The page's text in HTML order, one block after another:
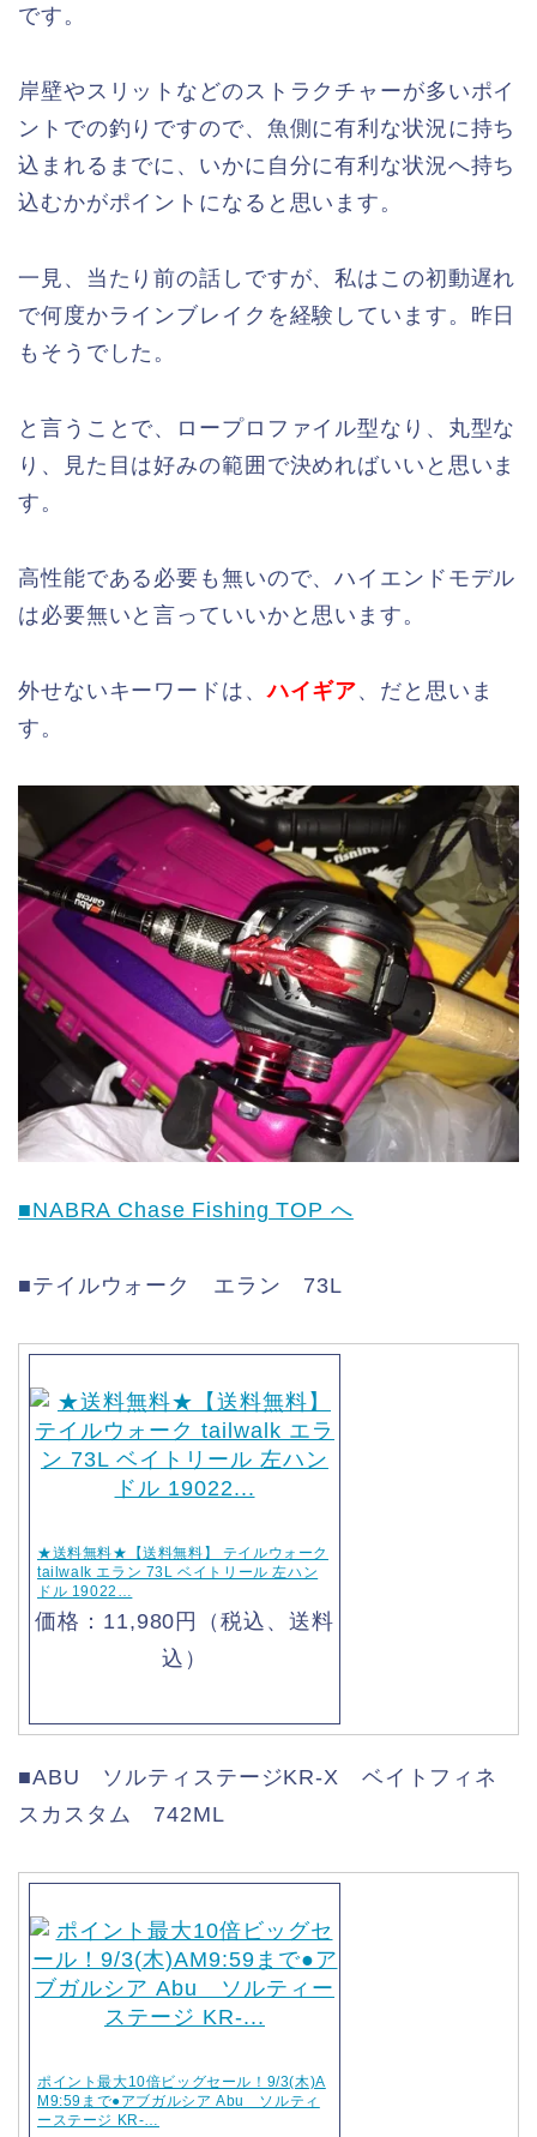
です。
岸壁やスリットなどのストラクチャーが多いポイ
ントでの釣りですので、魚側に有利な状況に持ち
込まれるまでに、いかに自分に有利な状況へ持ち
込むかがポイントになると思います。
一見、当たり前の話しですが、私はこの初動遅れ
で何度かラインブレイクを経験しています。昨日
もそうでした。
と言うことで、ロープロファイル型なり、丸型な
り、見た目は好みの範囲で決めればいいと思いま
す。
高性能である必要も無いので、ハイエンドモデル
は必要無いと言っていいかと思います。
外せないキーワードは、ハイギア、だと思いま
す。
■NABRA Chase Fishing TOP へ
■テイルウォーク エラン 73L
★送料無料★【送料無料】 テイルウォーク
tailwalk エラン 73L ベイトリール 左ハン
ドル 19022…
価格：11,980円（税込、送料
込）
■ABU ソルティステージKR-X ベイトフィネ
スカスタム 742ML
ポイント最大10倍ビッグセール！9/3(木)A
M9:59まで●アブガルシア Abu ソルティ
ーステージ KR-…